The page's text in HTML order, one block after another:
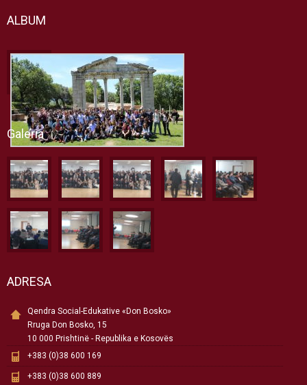
ALBUM
Galeria
ADRESA
Qendra Social-Edukative «Don Bosko»
Rruga Don Bosko, 15
10 000 Prishtinë - Republika e Kosovës
+383 (0)38 600 169
+383 (0)38 600 889